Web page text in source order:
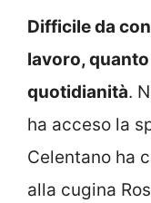
Difficile da
lavoro,
quotidianità.
ha acceso la
Celentano ha
alla cugina